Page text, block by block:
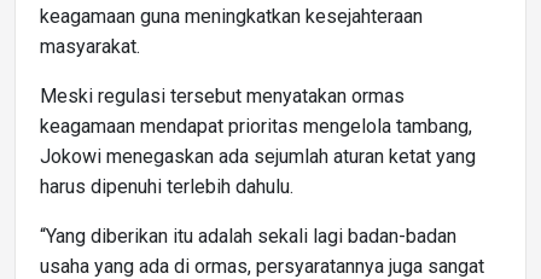
keagamaan guna meningkatkan kesejahteraan
masyarakat.
Meski regulasi tersebut menyatakan ormas
keagamaan mendapat prioritas mengelola tambang,
Jokowi menegaskan ada sejumlah aturan ketat yang
harus dipenuhi terlebih dahulu.
“Yang diberikan itu adalah sekali lagi badan-badan
usaha yang ada di ormas, persyaratannya juga sangat